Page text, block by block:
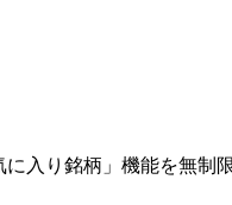
入り銘柄」機能を無制